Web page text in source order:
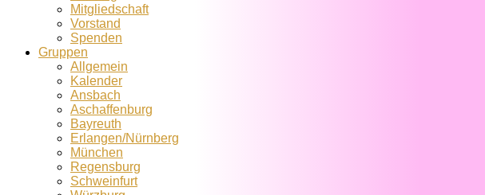
Mitglied­schaft
Vorstand
Spenden
Gruppen
Allgemein
Kalender
Ansbach
Aschaffenburg
Bayreuth
Erlangen/Nürnberg
München
Regensburg
Schweinfurt